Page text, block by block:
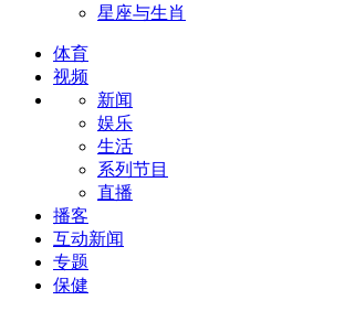
星座与生肖
体育
视频
新闻
娱乐
生活
系列节目
直播
播客
互动新闻
专题
保健